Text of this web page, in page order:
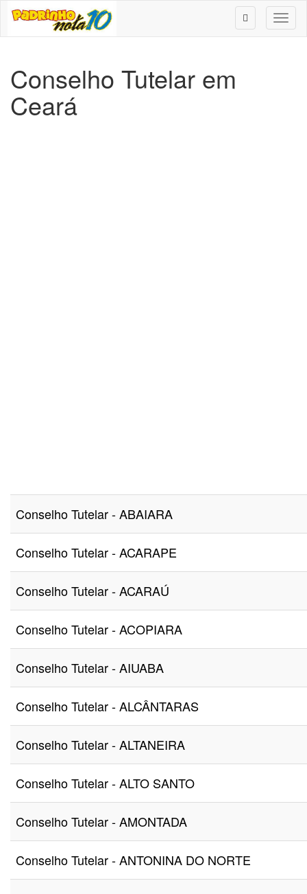
Conselho Tutelar em
Ceará
Conselho Tutelar - ABAIARA
Conselho Tutelar - ACARAPE
Conselho Tutelar - ACARAÚ
Conselho Tutelar - ACOPIARA
Conselho Tutelar - AIUABA
Conselho Tutelar - ALCÂNTARAS
Conselho Tutelar - ALTANEIRA
Conselho Tutelar - ALTO SANTO
Conselho Tutelar - AMONTADA
Conselho Tutelar - ANTONINA DO NORTE